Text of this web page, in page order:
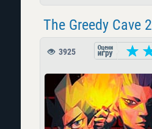
The Greedy Cave 2
3925